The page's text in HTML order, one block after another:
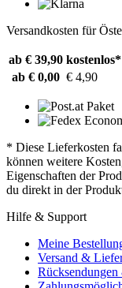
Versandkosten für
ab € 39,90 kostenlos*
ab € 0,00 € 4,90
* Diese Lieferkosten
können weitere
Eigenschaften der
du direkt in der
Hilfe & Support
Meine
Versand &